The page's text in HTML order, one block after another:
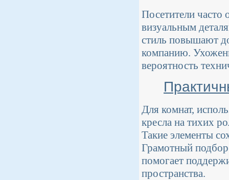
Посетители
визуальным
стиль повышают
компанию.
вероятность
Для комнат,
кресла на тихих
Такие элементы
Грамотный
помогает
пространства.